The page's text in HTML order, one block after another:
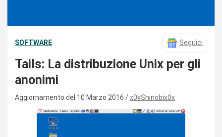
SOFTWARE Seguici
Tails: La distribuzione Unix per gli
anonimi
Aggiornamento del 10 Marzo 2016 x0xShinobix0x